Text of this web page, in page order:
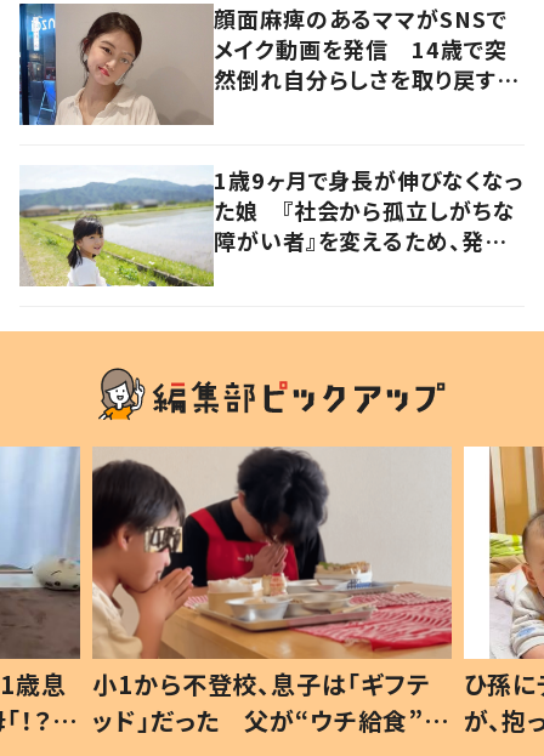
顔面麻痺のあるママがSNSで
メイク動画を発信 14歳で突
然倒れ自分らしさを取り戻すま
1歳9ヶ月で身長が伸びなくなっ
た娘 『社会から孤立しがちな
障がい者』を変えるため、発信
歳息
？」
小1から不登校、息子は「ギフテ
ッド」だった 父が“ウチ給食”を
ひ孫
が、